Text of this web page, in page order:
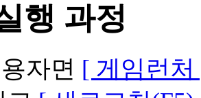
행 과정
자면 [ 게임런처